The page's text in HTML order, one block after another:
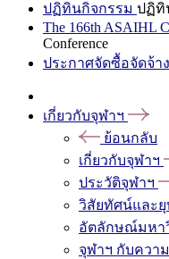
ปฏิทินกิจกรรม ปฏิทิ
The 166th ASAIHL
Conference
ประกาศจัดซื้อจัดจ้าง
เกี่ยวกับจุฬาฯ
ย้อนกลับ
เกี่ยวกับจุฬาฯ
ประวัติจุฬาฯ
วิสัยทัศน์และ
อัตลักษณ์มหา
จุฬาฯ กับควา